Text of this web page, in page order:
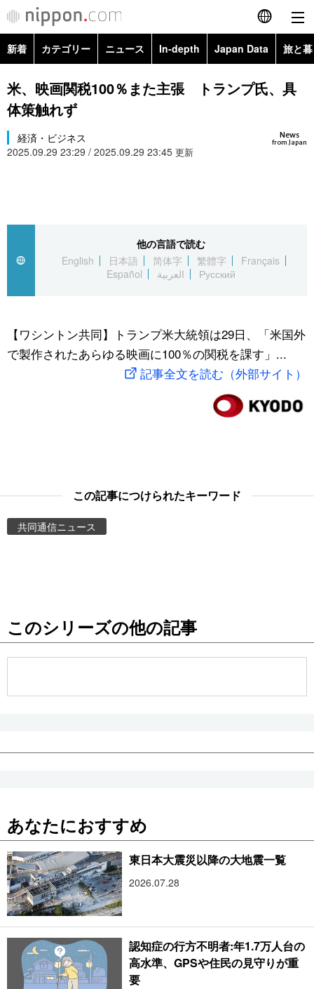
English
简体字
Русский
カテゴリー
国際
社会
文化
アーカイブ
Japan Data
旅と暮らし
動画/Live
Images
People
公式SNS
新着 カテゴリー ニュース In-depth Japan Data 旅と
政治・外交
経済・ビジネス
国際・海外
文化
科学・技術
暮らし
スポーツ・東京2020
Topics
米、映画関税100％また主張 トランプ氏、具
体策触れず
News
from Japan
経済・ビジネス
2025.09.29 23:29 / 2025.09.29 23:45 更新
他の言語で読む
English
日本語 简体字 繁體字
Français
Español
العربية Русский
【ワシントン共同】トランプ米大統領は29日、「米国外
で製作されたあらゆる映画に100％の関税を課す」...
記事全文を読む（外部サイト）
この記事につけられたキーワード
共同通信ニュース
このシリーズの他の記事
あなたにおすすめ
東日本大震災以降の大地震一覧
2026.07.28
認知症の行方不明者:年1.7万人台の
高水準、GPSや住民の見守りが重
要